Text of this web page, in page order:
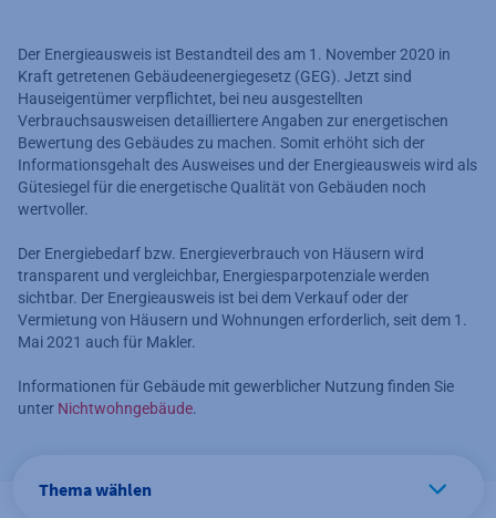
Der Energieausweis ist Bestandteil des am 1. November 2020 in
Kraft getretenen Gebäudeenergiegesetz (GEG). Jetzt sind
Hauseigentümer verpflichtet, bei neu ausgestellten
Verbrauchsausweisen detailliertere Angaben zur energetischen
Bewertung des Gebäudes zu machen. Somit erhöht sich der
Informationsgehalt des Ausweises und der Energieausweis wird als
Gütesiegel für die energetische Qualität von Gebäuden noch
wertvoller.
Der Energiebedarf bzw. Energieverbrauch von Häusern wird
transparent und vergleichbar, Energiesparpotenziale werden
sichtbar. Der Energieausweis ist bei dem Verkauf oder der
Vermietung von Häusern und Wohnungen erforderlich, seit dem 1.
Mai 2021 auch für Makler.
Informationen für Gebäude mit gewerblicher Nutzung finden Sie
unter Nichtwohngebäude.
Thema wählen